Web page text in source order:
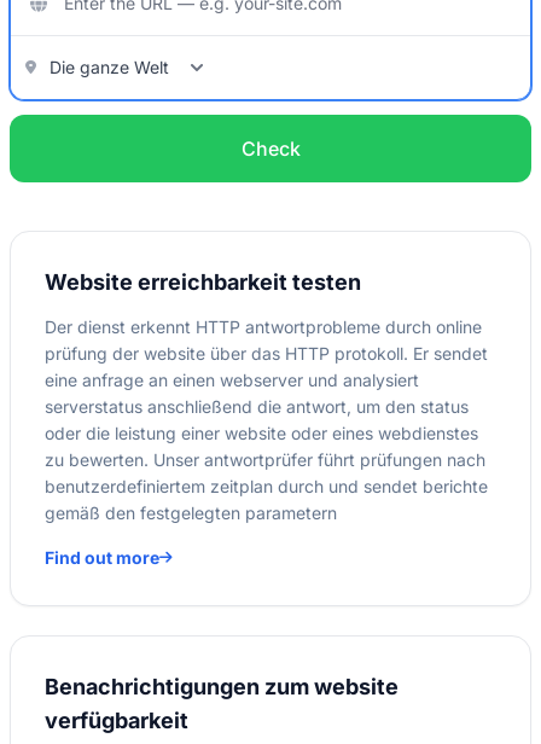
Check
Website erreichbarkeit testen
Der dienst erkennt HTTP antwortprobleme durch online
prüfung der website über das HTTP protokoll. Er sendet
eine anfrage an einen webserver und analysiert
serverstatus anschließend die antwort, um den status
oder die leistung einer website oder eines webdienstes
zu bewerten. Unser antwortprüfer führt prüfungen nach
benutzerdefiniertem zeitplan durch und sendet berichte
gemäß den festgelegten parametern
Find out more
Benachrichtigungen zum website
verfügbarkeit